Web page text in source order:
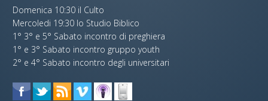
Domenica 10:30 il Culto
Mercoledi 19:30 lo Studio Biblico
1° 3° e 5° Sabato incontro di preghiera
1° e 3° Sabato incontro gruppo youth
2° e 4° Sabato incontro degli universitari